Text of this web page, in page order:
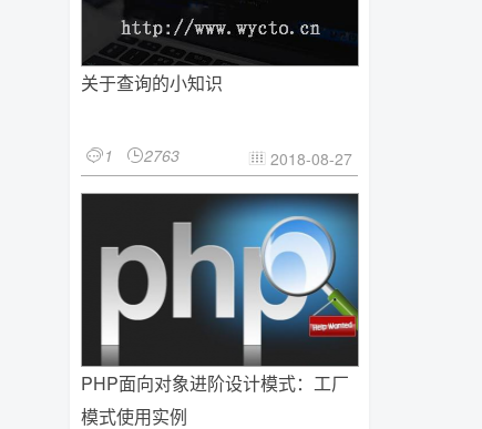
关于查询的小知识
1 2763  2018-08-27
PHP面向对象进阶设计模式：工厂
模式使用实例